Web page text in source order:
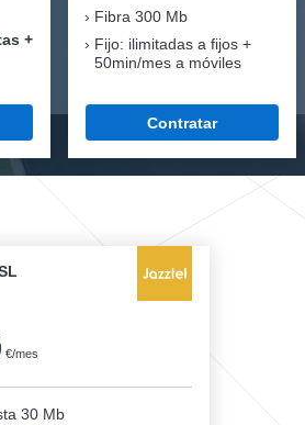
+
Fibra 300 Mb
Fijo: ilimitadas a fijos +
50min/mes a móviles
Contratar
€/mes
30 Mb